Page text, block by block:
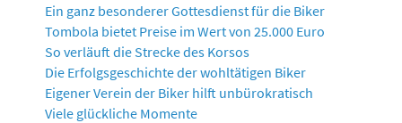
Ein ganz besonderer Gottesdienst für die Biker
Tombola bietet Preise im Wert von 25.000 Euro
So verläuft die Strecke des Korsos
Die Erfolgsgeschichte der wohltätigen Biker
Eigener Verein der Biker hilft unbürokratisch
Viele glückliche Momente